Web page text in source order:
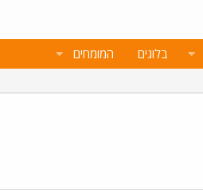
בלוגים המומחים